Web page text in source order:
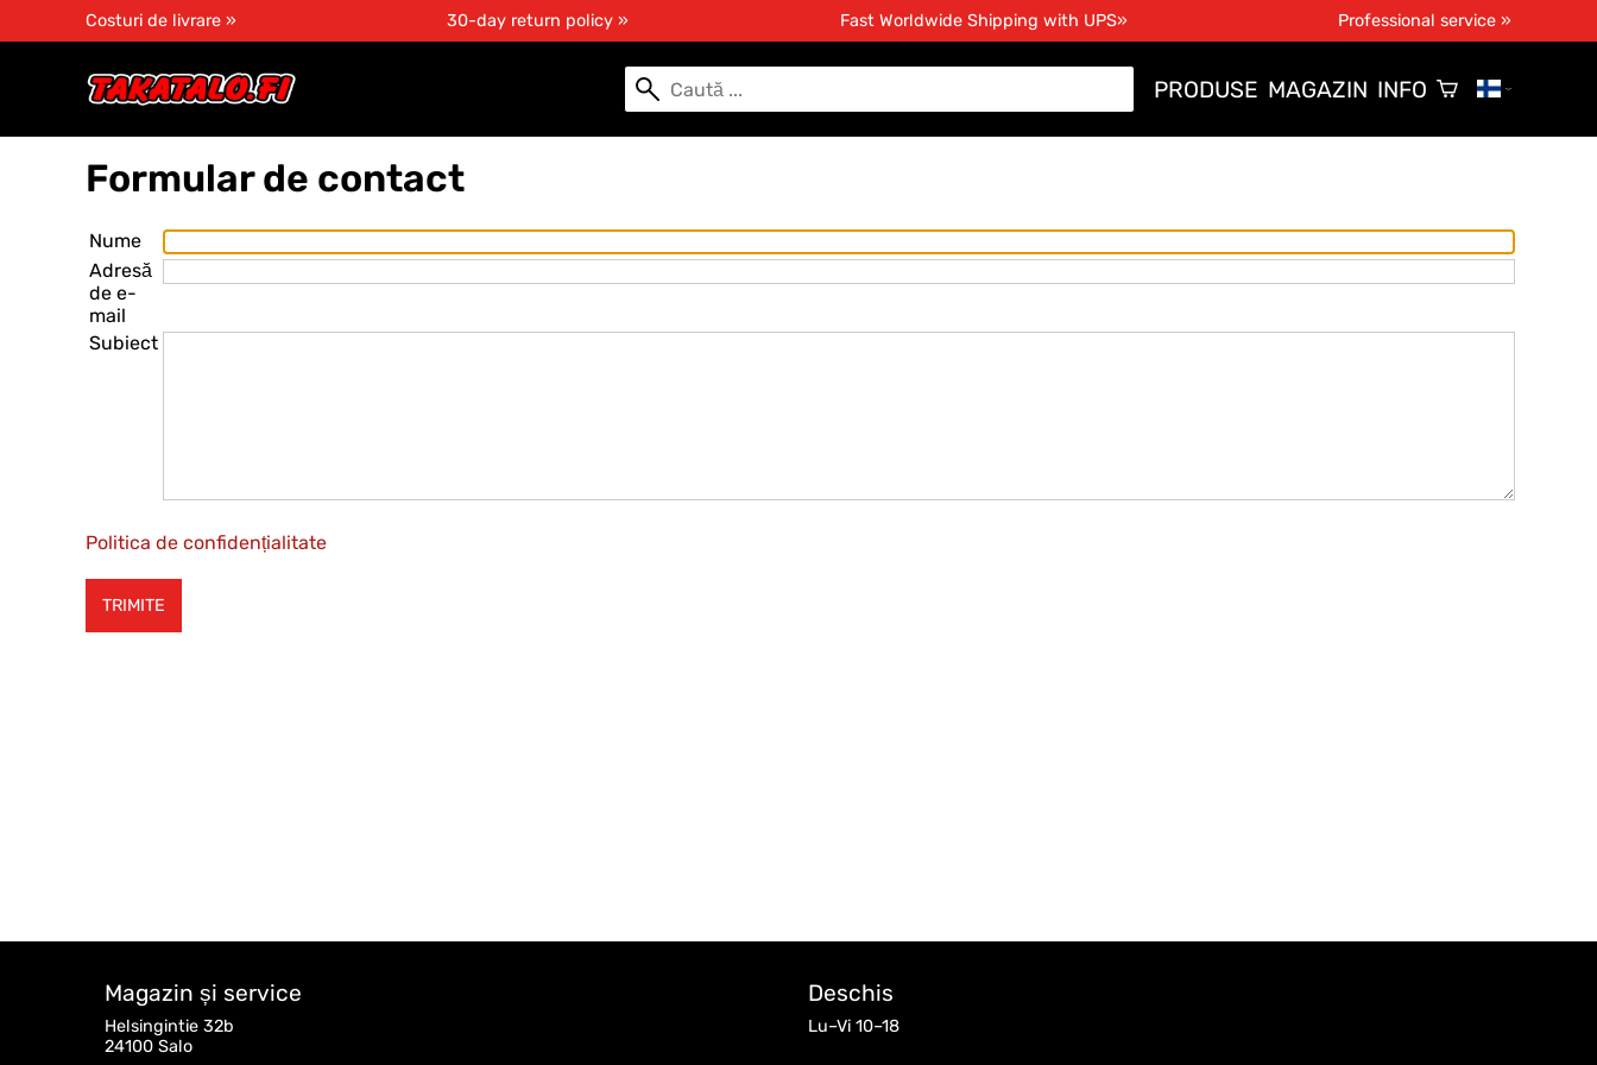
Costuri de livrare » 30-day return policy » Fast Worldwide Shipping with UPS» Professional service »
PRODUSE MAGAZIN INFO
Formular de contact
Nume
Adresă
de e-
mail
Subiect
Politica de confidențialitate
Magazin și service
Helsingintie 32b
24100 Salo
Deschis
Lu–Vi 10–18